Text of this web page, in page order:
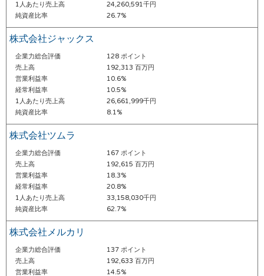
1人あたり売上高
24,260,591千円
純資産比率
26.7%
株式会社ジャックス
企業力総合評価
128 ポイント
売上高
192,313 百万円
営業利益率
10.6%
経常利益率
10.5%
1人あたり売上高
26,661,999千円
純資産比率
8.1%
株式会社ツムラ
企業力総合評価
167 ポイント
売上高
192,615 百万円
営業利益率
18.3%
経常利益率
20.8%
1人あたり売上高
33,158,030千円
純資産比率
62.7%
株式会社メルカリ
企業力総合評価
137 ポイント
売上高
192,633 百万円
営業利益率
14.5%